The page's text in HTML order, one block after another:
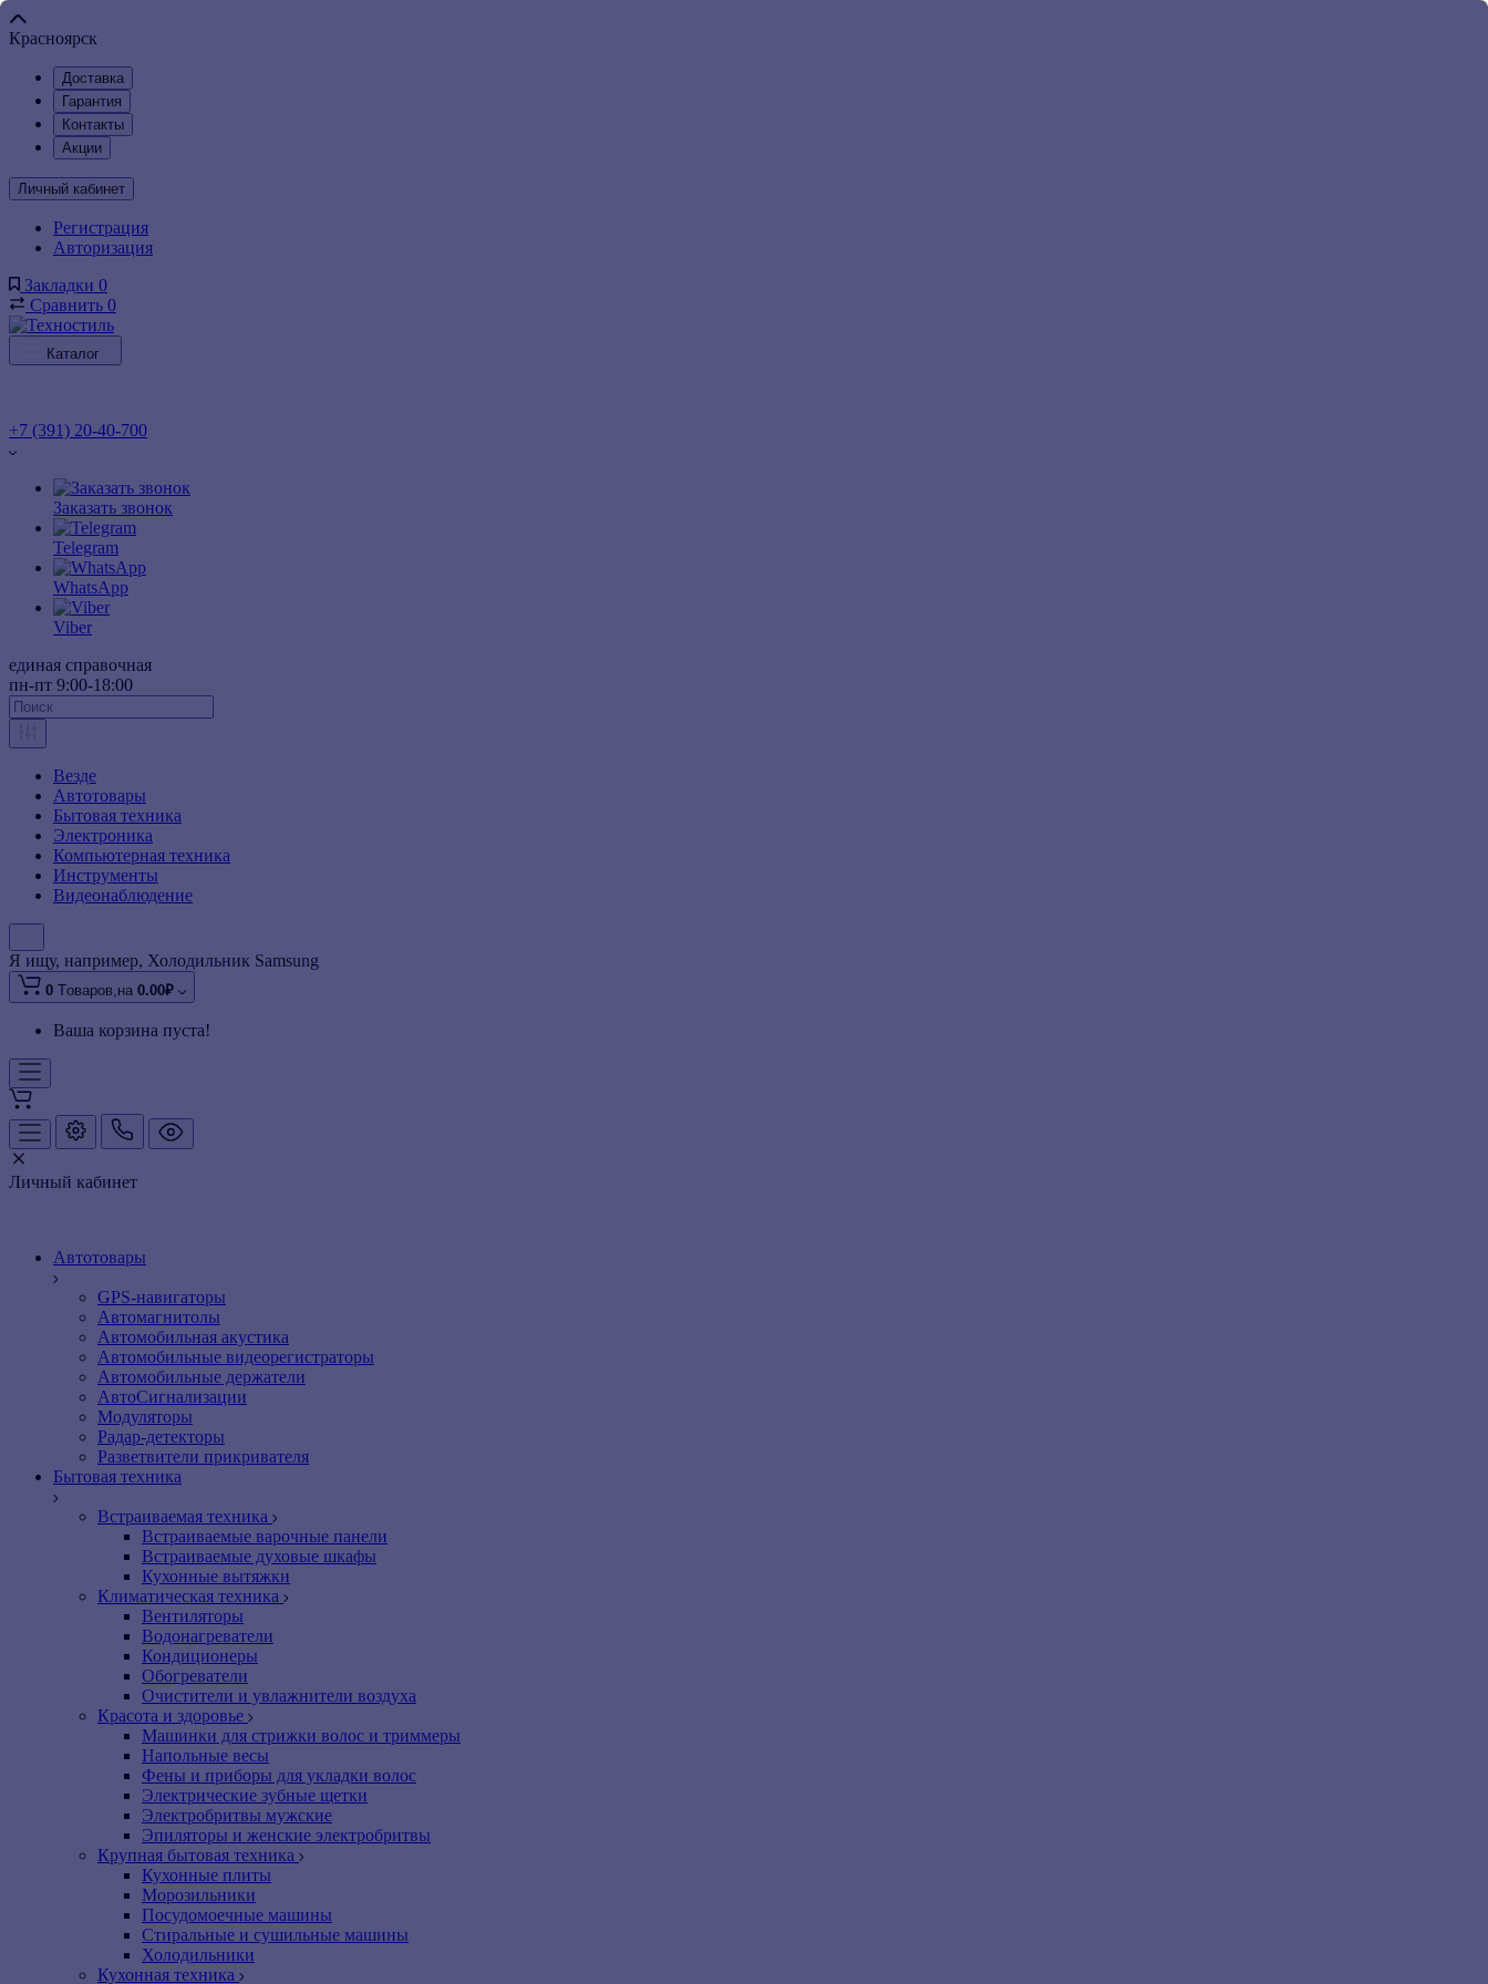
Красноярск
Доставка
Гарантия
Контакты
Акции
Личный кабинет
Регистрация
Авторизация
Закладки 0
Сравнить 0
Каталог
+7 (391) 20-40-700
Заказать звонок
Telegram
WhatsApp
Viber
единая справочная
пн-пт 9:00-18:00
Везде
Автотовары
Бытовая техника
Электроника
Компьютерная техника
Инструменты
Видеонаблюдение
Я ищу, например, Холодильник Samsung
0 Tоваров,на 0.00₽
Ваша корзина пуста!
Личный кабинет
Автотовары
GPS-навигаторы
Автомагнитолы
Автомобильная акустика
Автомобильные видеорегистраторы
Автомобильные держатели
АвтоСигнализации
Модуляторы
Радар-детекторы
Разветвители прикривателя
Бытовая техника
Встраиваемая техника
Встраиваемые варочные панели
Встраиваемые духовые шкафы
Кухонные вытяжки
Климатическая техника
Вентиляторы
Водонагреватели
Кондиционеры
Обогреватели
Очистители и увлажнители воздуха
Красота и здоровье
Машинки для стрижки волос и триммеры
Напольные весы
Фены и приборы для укладки волос
Электрические зубные щетки
Электробритвы мужские
Эпиляторы и женские электробритвы
Крупная бытовая техника
Кухонные плиты
Морозильники
Посудомоечные машины
Стиральные и сушильные машины
Холодильники
Кухонная техника